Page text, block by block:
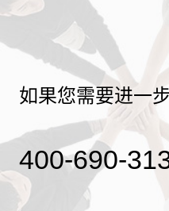
如果您需要进一
400-690-